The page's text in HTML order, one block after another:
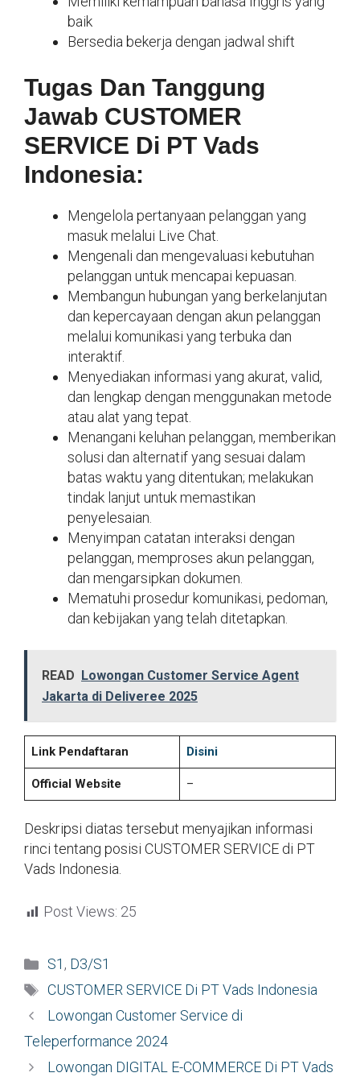
baik
Bersedia bekerja dengan jadwal shift
Tugas Dan Tanggung
Jawab CUSTOMER
SERVICE Di PT Vads
Indonesia:
Mengelola pertanyaan pelanggan yang
masuk melalui Live Chat.
Mengenali dan mengevaluasi kebutuhan
pelanggan untuk mencapai kepuasan.
Membangun hubungan yang berkelanjutan
dan kepercayaan dengan akun pelanggan
melalui komunikasi yang terbuka dan
interaktif.
Menyediakan informasi yang akurat, valid,
dan lengkap dengan menggunakan metode
atau alat yang tepat.
Menangani keluhan pelanggan, memberikan
solusi dan alternatif yang sesuai dalam
batas waktu yang ditentukan; melakukan
tindak lanjut untuk memastikan
penyelesaian.
Menyimpan catatan interaksi dengan
pelanggan, memproses akun pelanggan,
dan mengarsipkan dokumen.
Mematuhi prosedur komunikasi, pedoman,
dan kebijakan yang telah ditetapkan.
READ Lowongan Customer Service Agent
Jakarta di Deliveree 2025
Link Pendaftaran Disini
Official Website –
Deskripsi diatas tersebut menyajikan informasi
rinci tentang posisi CUSTOMER SERVICE di PT
Vads Indonesia.
Post Views: 25
Kategori
S1 , D3/S1
Tag
CUSTOMER SERVICE Di PT Vads Indonesia
Lowongan Customer Service di
Teleperformance 2024
Lowongan DIGITAL E-COMMERCE Di PT Vads